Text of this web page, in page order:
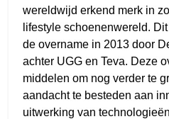
wereldwijd erkend merk in
lifestyle schoenenwereld.
de overname in 2013 door
achter UGG en Teva. Deze
middelen om nog verder te
aandacht te besteden aan
uitwerking van